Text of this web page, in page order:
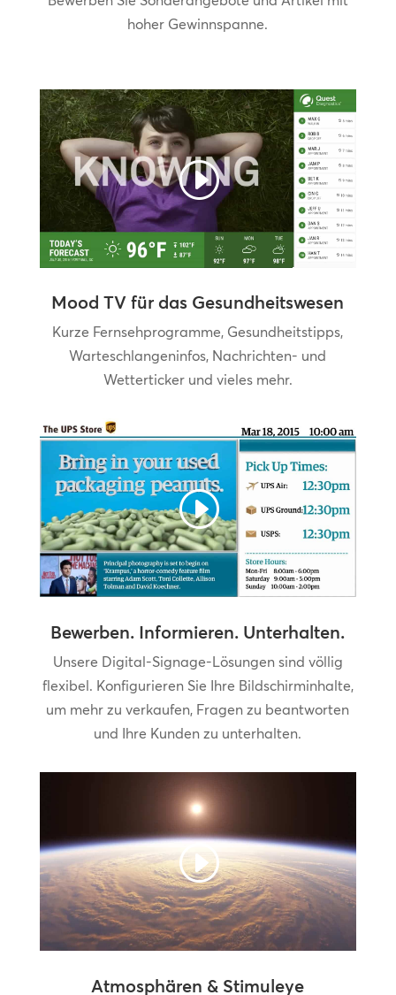
hoher Gewinnspanne.
Mood TV für das Gesundheitswesen
Kurze Fernsehprogramme, Gesundheitstipps,
Warteschlangeninfos, Nachrichten- und
Wetterticker und vieles mehr.
Bewerben. Informieren. Unterhalten.
Unsere Digital-Signage-Lösungen sind völlig
flexibel. Konfigurieren Sie Ihre Bildschirminhalte,
um mehr zu verkaufen, Fragen zu beantworten
und Ihre Kunden zu unterhalten.
Atmosphären & Stimuleye